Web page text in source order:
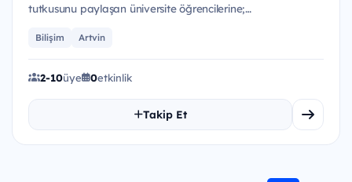
tutkusunu paylaşan üniversite öğrencilerine;
Bilişim Artvin
2-10üye 0etkinlik
Takip Et